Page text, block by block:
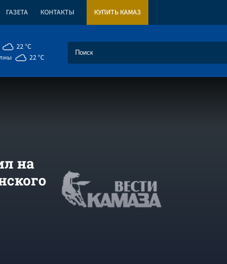
ГАЗЕТА КОНТАКТЫ КУПИТЬ КАМАЗ
22 °C
22 °C
на